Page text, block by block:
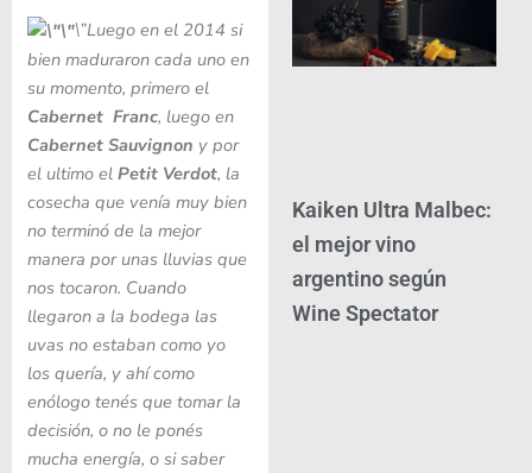
\”Luego en el 2014 si
bien maduraron cada uno en
su momento, primero el
Cabernet Franc, luego en
Cabernet Sauvignon y por
el ultimo el Petit Verdot, la
cosecha que venía muy bien
no terminó de la mejor
manera por unas lluvias que
nos tocaron. Cuando
llegaron a la bodega las
uvas no estaban como yo
los quería, y ahí como
enólogo tenés que tomar la
decisión, o no le ponés
mucha energía, o si saber
Kaiken Ultra Malbec:
el mejor vino
argentino según
Wine Spectator